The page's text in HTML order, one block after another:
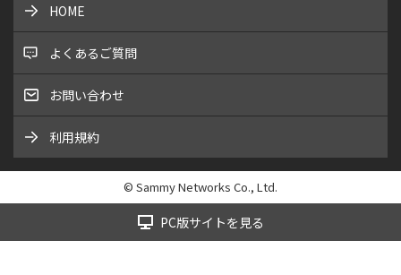
HOME
よくあるご質問
お問い合わせ
利用規約
© Sammy Networks Co., Ltd.
PC版サイトを見る